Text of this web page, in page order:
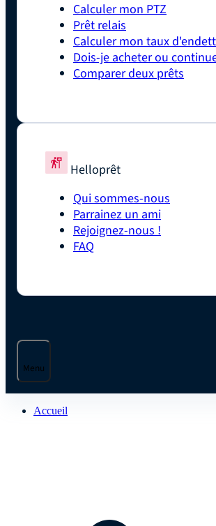
Calculer mon PTZ
Prêt relais
Calculer mon taux
Dois-je acheter ou
Comparer deux prêts
Helloprêt
Qui sommes-nous
Parrainez un ami
Rejoignez-nous !
FAQ
Menu
Accueil